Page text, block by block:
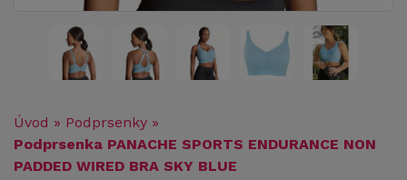
Úvod » Podprsenky »
Podprsenka PANACHE SPORTS ENDURANCE NON
PADDED WIRED BRA SKY BLUE